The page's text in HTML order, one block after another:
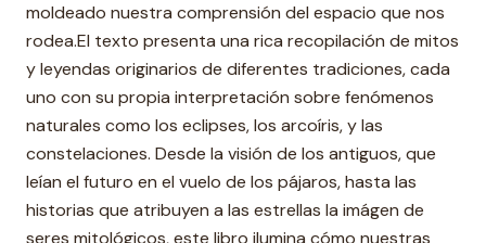
moldeado nuestra comprensión del espacio que nos
rodea.El texto presenta una rica recopilación de mitos
y leyendas originarios de diferentes tradiciones, cada
uno con su propia interpretación sobre fenómenos
naturales como los eclipses, los arcoíris, y las
constelaciones. Desde la visión de los antiguos, que
leían el futuro en el vuelo de los pájaros, hasta las
historias que atribuyen a las estrellas la imágen de
seres mitológicos, este libro ilumina cómo nuestras